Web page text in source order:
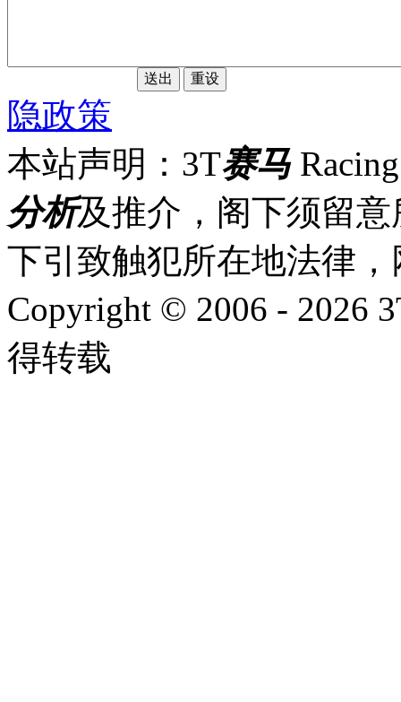
隐政策
本站声明：3T赛马
分析及推介，阁下须留
下引致触犯所在地法律
Copyright © 2006 - 2026
得转载